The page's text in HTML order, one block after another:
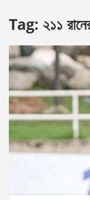
Tag: ২১১